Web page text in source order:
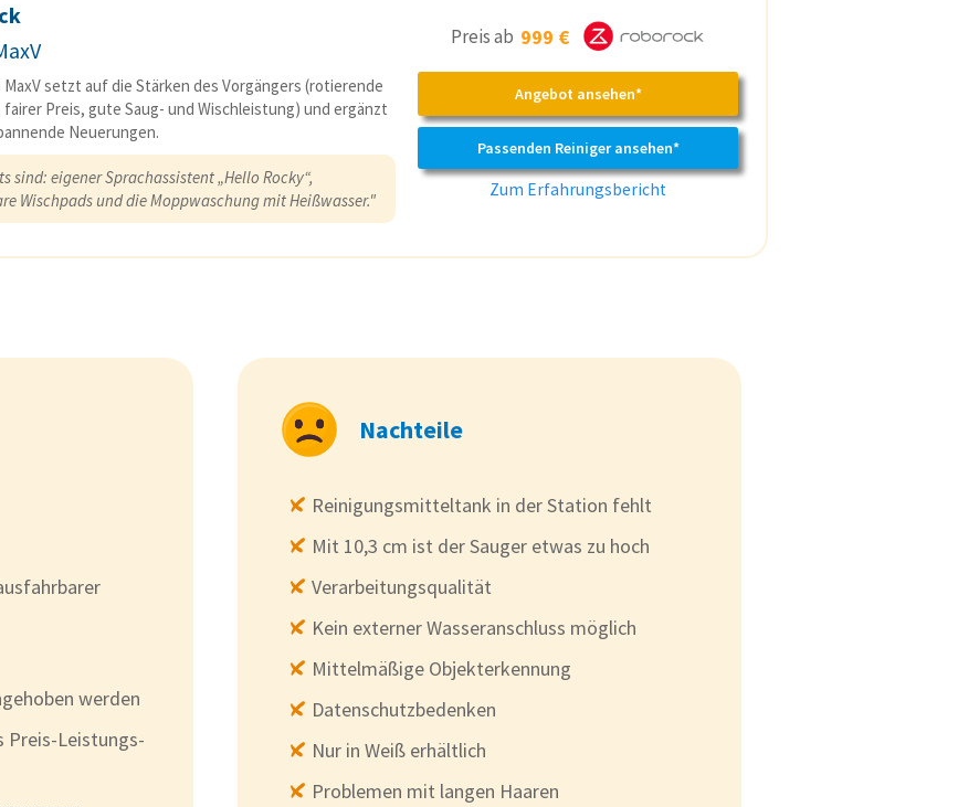
MaxV setzt auf die Stärken des Vorgängers (rotierende
fairer Preis, gute Saug- und Wischleistung) und ergänzt
Neuerungen.
sind: eigener Sprachassistent „Hello Rocky“,
Wischpads und die Moppwaschung mit Heißwasser."
Preis ab 999 €
Angebot ansehen*
Passenden Reiniger ansehen*
Zum Erfahrungsbericht
werden
Preis-Leistungs-
Nachteile
Reinigungsmitteltank in der Station fehlt
Mit 10,3 cm ist der Sauger etwas zu hoch
Verarbeitungsqualität
Kein externer Wasseranschluss möglich
Mittelmäßige Objekterkennung
Datenschutzbedenken
Nur in Weiß erhältlich
Problemen mit langen Haaren